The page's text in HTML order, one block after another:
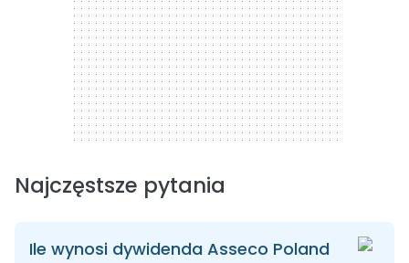
Najczęstsze pytania
Ile wynosi dywidenda Asseco Poland